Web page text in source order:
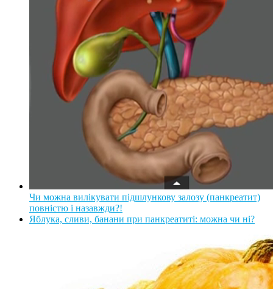
Чи можна вилікувати підшлункову залозу (панкреатит)
повністю і назавжди?!
Яблука, сливи, банани при панкреатиті: можна чи ні?